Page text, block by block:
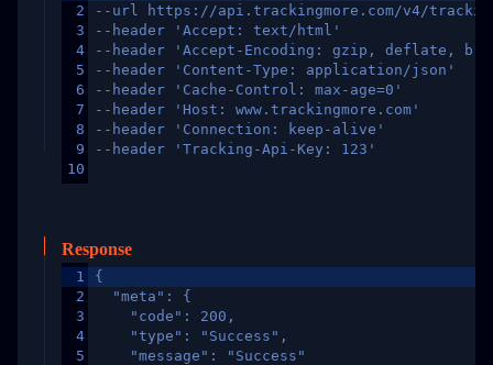
2
3
4
5
6
7
8
9
10
--url https://api.trackingmore.com/v4/trackings/
--header 'Accept: text/html'
--header 'Accept-Encoding: gzip, deflate,
--header 'Content-Type: application/json'
--header 'Cache-Control: max-age=0'
--header 'Host: www.trackingmore.com'
--header 'Connection: keep-alive'
--header 'Tracking-Api-Key: 123'
Response
1
2
3
4
5
{
  "meta": {
    "code": 200,
    "type": "Success",
    "message": "Success"